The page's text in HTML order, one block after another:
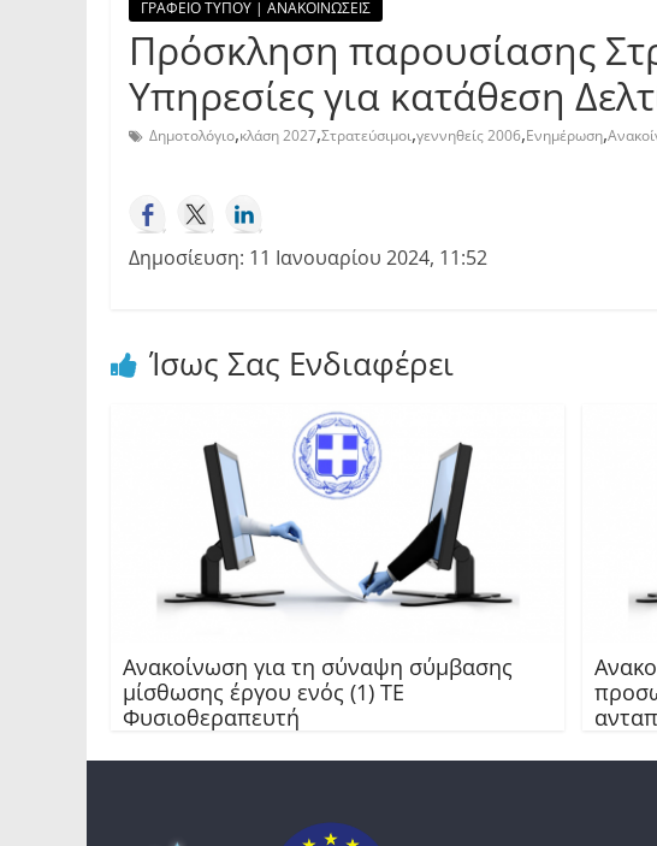
ΓΡΑΦΕΙΟ ΤΥΠΟΥ | ΑΝΑΚΟΙΝΩΣΕΙΣ
Πρόσκληση παρουσίασης
Υπηρεσίες για κατάθεση
Δημοτολόγιο,κλάση 2027,Στρατεύσιμοι,γεννηθείς 2006,Ενημέρωση,
Δημοσίευση: 11 Ιανουαρίου 2024, 11:52
Ίσως Σας Ενδιαφέρει
Ανακοίνωση για τη σύναψη σύμβασης
μίσθωσης έργου ενός (1) ΤΕ
Φυσιοθεραπευτή